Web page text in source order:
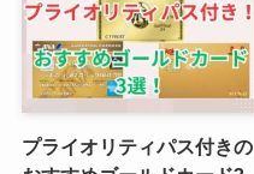
プライオリティパス付きの